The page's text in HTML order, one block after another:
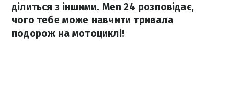
ділиться з іншими. Men 24 розповідає,
чого тебе може навчити тривала
подорож на мотоциклі!